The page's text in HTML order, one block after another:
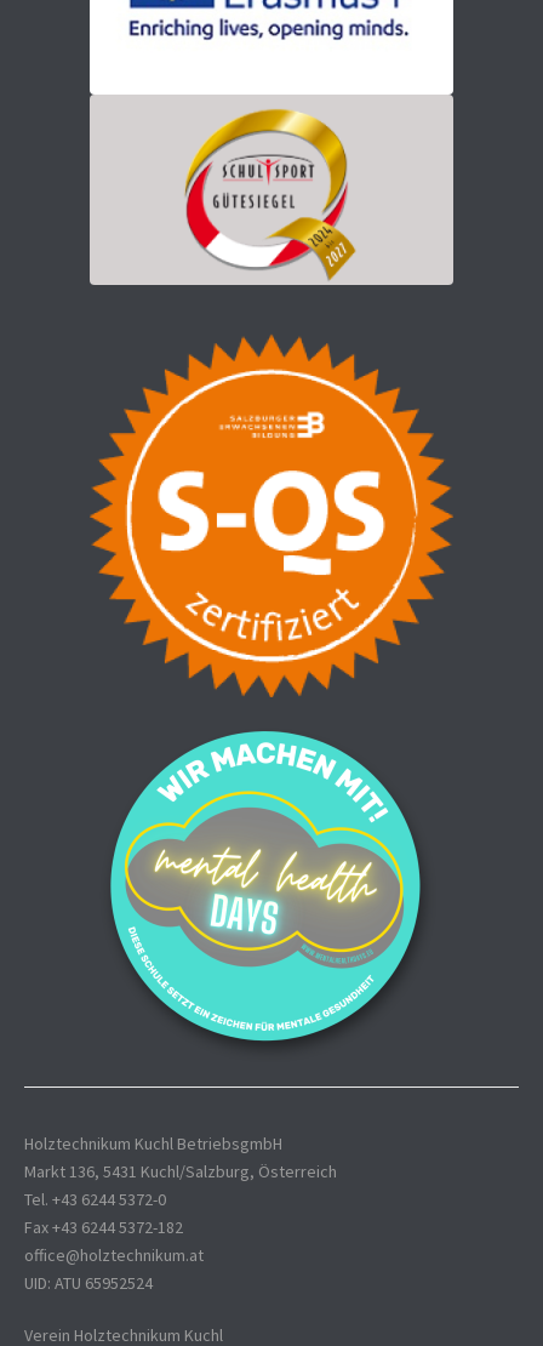
Holztechnikum Kuchl BetriebsgmbH
Markt 136, 5431 Kuchl/Salzburg, Österreich
Tel. +43 6244 5372-0
Fax +43 6244 5372-182
office@holztechnikum.at
UID: ATU 65952524
Verein Holztechnikum Kuchl